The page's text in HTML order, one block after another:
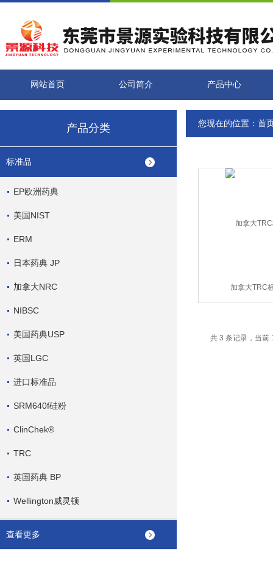
网站首页 公司简介 产品中心
产品分类
标准品
EP欧洲药典
美国NIST
ERM
日本药典 JP
加拿大NRC
NIBSC
美国药典USP
英国LGC
进口标准品
SRM640f硅粉
ClinChek®
TRC
英国药典 BP
Wellington威灵顿
查看更多
您现在的位置： 首
加拿大TRC
共 3 条记录，当